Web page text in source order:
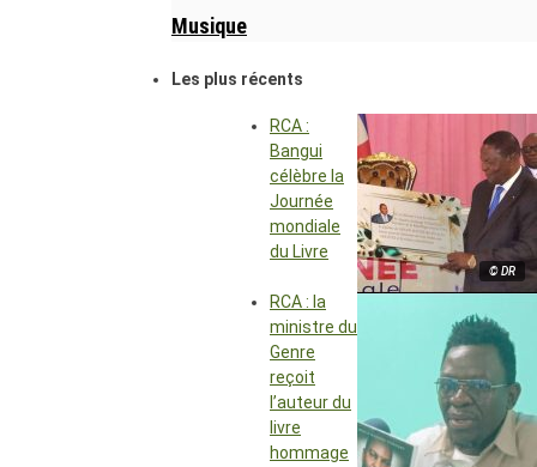
Musique
Les plus récents
© DR
RCA :
Bangui
célèbre la
Journée
mondiale
du Livre
RCA : la
ministre du
Genre
reçoit
l’auteur du
livre
hommage